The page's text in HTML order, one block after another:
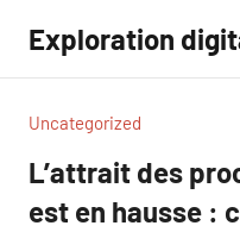
contenu
Exploration
Uncategorized
L’attrait des
est en hausse :